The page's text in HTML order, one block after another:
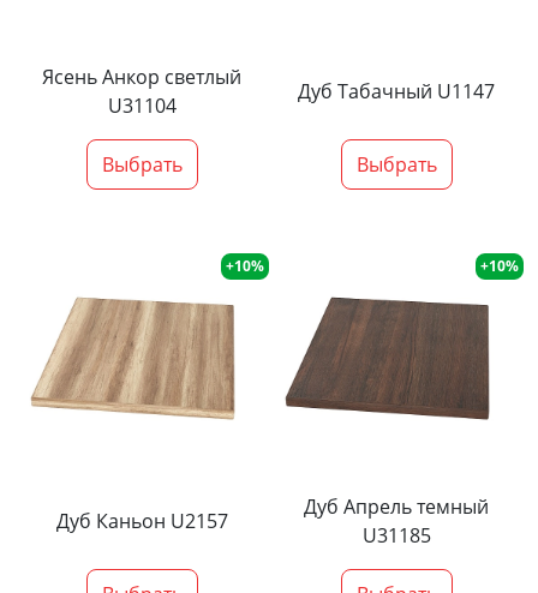
Ясень Анкор светлый
U31104
Выбрать
Дуб Табачный U1147
Выбрать
+10%
Дуб Каньон U2157
+10%
Дуб Апрель темный
U31185